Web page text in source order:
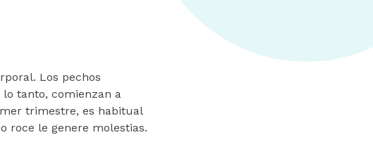
Los pechos
tanto, comienzan a
trimestre, es habitual
roce le genere molestias.